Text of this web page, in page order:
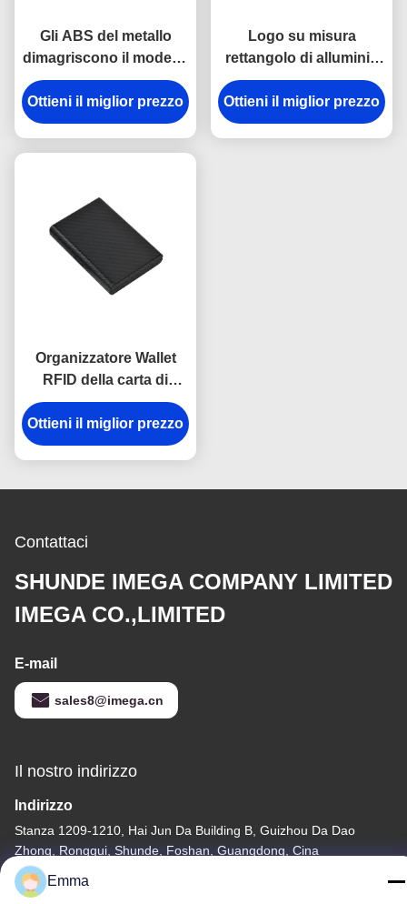
Gli ABS del metallo
dimagriscono il modello
di alluminio della fibra
del carbonio del titolare
della carta di credito
Ottieni il miglior prezzo
Logo su misura
rettangolo di alluminio
aperto del supporto del
portafoglio della carta di
credito
Ottieni il miglior prezzo
Organizzatore Wallet
RFID della carta di
credito della fibra del
carbonio che blocca
alluminio di cuoio
Ottieni il miglior prezzo
Contattaci
SHUNDE IMEGA COMPANY LIMITED
IMEGA CO.,LIMITED
E-mail
sales8@imega.cn
Il nostro indirizzo
Indirizzo
Stanza 1209-1210, Hai Jun Da Building B, Guizhou Da Dao
Zhong, Ronggui, Shunde, Foshan, Guangdong, Cina
tel Emma